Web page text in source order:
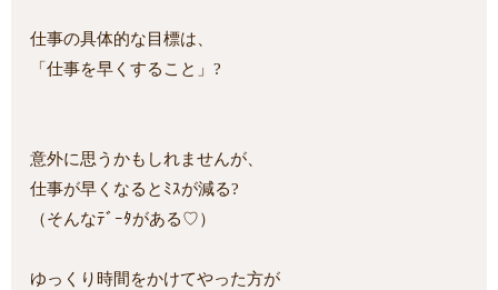
仕事の具体的な目標は、
「仕事を早くすること」?
意外に思うかもしれませんが、
仕事が早くなるとﾐｽが減る?
（そんなﾃﾞｰﾀがある♡）
ゆっくり時間をかけてやった方が